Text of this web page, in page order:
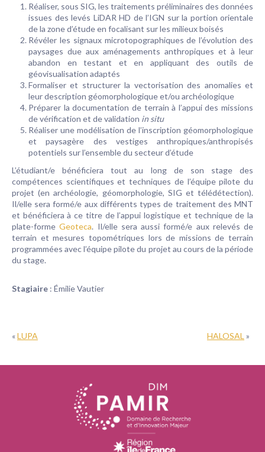
Réaliser, sous SIG, les traitements préliminaires des données
issues des levés LiDAR HD de l’IGN sur la portion orientale
de la zone d’étude en focalisant sur les milieux boisés
Révéler les signaux microtopographiques de l’évolution des
paysages due aux aménagements anthropiques et à leur
abandon en testant et en appliquant des outils de
géovisualisation adaptés
Formaliser et structurer la vectorisation des anomalies et
leur description géomorphologique et/ou archéologique
Préparer la documentation de terrain à l’appui des missions
de vérification et de validation in situ
Réaliser une modélisation de l’inscription géomorphologique
et paysagère des vestiges anthropiques/anthropisés
potentiels sur l’ensemble du secteur d’étude
L’étudiant/e bénéficiera tout au long de son stage des
compétences scientifiques et techniques de l’équipe pilote du
projet (en archéologie, géomorphologie, SIG et télédétection).
Il/elle sera formé/e aux différents types de traitement des MNT
et bénéficiera à ce titre de l’appui logistique et technique de la
plate-formeGeoteca. Il/elle sera aussi formé/e aux relevés de
terrain et mesures topométriques lors de missions de terrain
programmées avec l’équipe pilote du projet au cours de la période
du stage.
Stagiaire : Émilie Vautier
«LUPA HALOSAL »